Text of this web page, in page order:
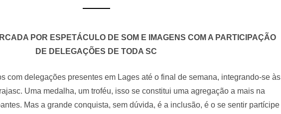
POR ESPETÁCULO DE SOM E IMAGENS COM A PARTICIPAÇÃO
DE DELEGAÇÕES DE TODA SC
com delegações presentes em Lages até o final de semana, integrando-se às
Uma medalha, um troféu, isso se constitui uma agregação a mais na
Mas a grande conquista, sem dúvida, é a inclusão, é o se sentir partícipe